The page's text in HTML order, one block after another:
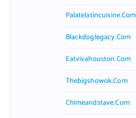
Palatelatincuisine.com
Blackdoglegacy.com
Eatvivahouston.com
Thebigshowok.com
Chimeandstave.com